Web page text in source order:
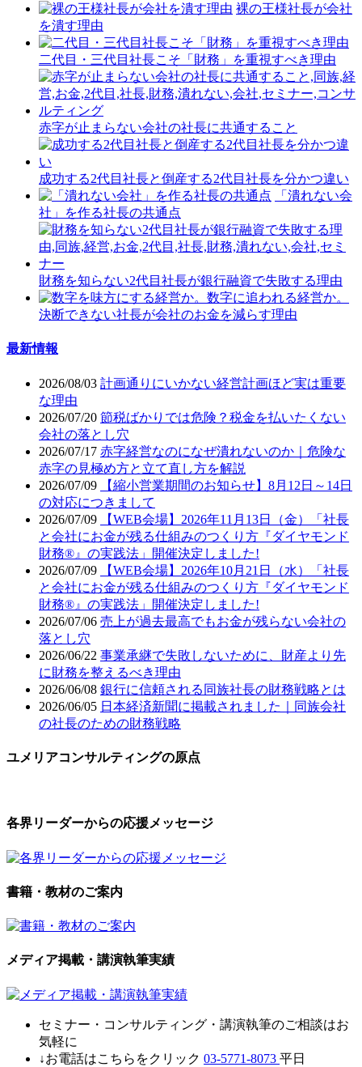
裸の王様社長が会社
を潰す理由
二代目・三代目社長こそ「財務」を重視すべき理由
赤字が止まらない会社の社長に共通すること
成功する2代目社長と倒産する2代目社長を分かつ違い
「潰れない会
社」を作る社長の共通点
財務を知らない2代目社長が銀行融資で失敗する理由
決断できない社長が会社のお金を減らす理由
最新情報
2026/08/03 計画通りにいかない経営計画ほど実は重要
な理由
2026/07/20 節税ばかりでは危険？税金を払いたくない
会社の落とし穴
2026/07/17 赤字経営なのになぜ潰れないのか｜危険な
赤字の見極め方と立て直し方を解説
2026/07/09
【縮小営業期間のお知らせ】8月12日～14日
の対応につきまして
2026/07/09
【WEB会場】2026年11月13日（金）「社長
と会社にお金が残る仕組みのつくり方『ダイヤモンド
財務®』の実践法」開催決定しました!
2026/07/09
【WEB会場】2026年10月21日（水）「社長
と会社にお金が残る仕組みのつくり方『ダイヤモンド
財務®』の実践法」開催決定しました!
2026/07/06 売上が過去最高でもお金が残らない会社の
落とし穴
2026/06/22 事業承継で失敗しないために、財産より先
に財務を整えるべき理由
2026/06/08 銀行に信頼される同族社長の財務戦略とは
2026/06/05 日本経済新聞に掲載されました｜同族会社
の社長のための財務戦略
ユメリアコンサルティングの原点
各界リーダーからの応援メッセージ
書籍・教材のご案内
メディア掲載・講演執筆実績
セミナー・ コンサルティング・ 講演執筆のご相談はお
気軽に
↓お電話はこちらをクリック 03-5771-8073 平日